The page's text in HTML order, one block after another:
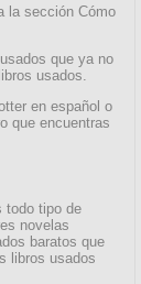
la sección Cómo
que ya no
usados.
en español o
que encuentras
todo tipo de
novelas
baratos que
libros usados